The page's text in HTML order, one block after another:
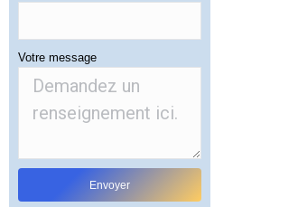
Votre message